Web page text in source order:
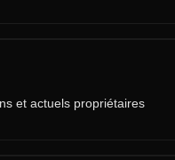
et actuels propriétaires